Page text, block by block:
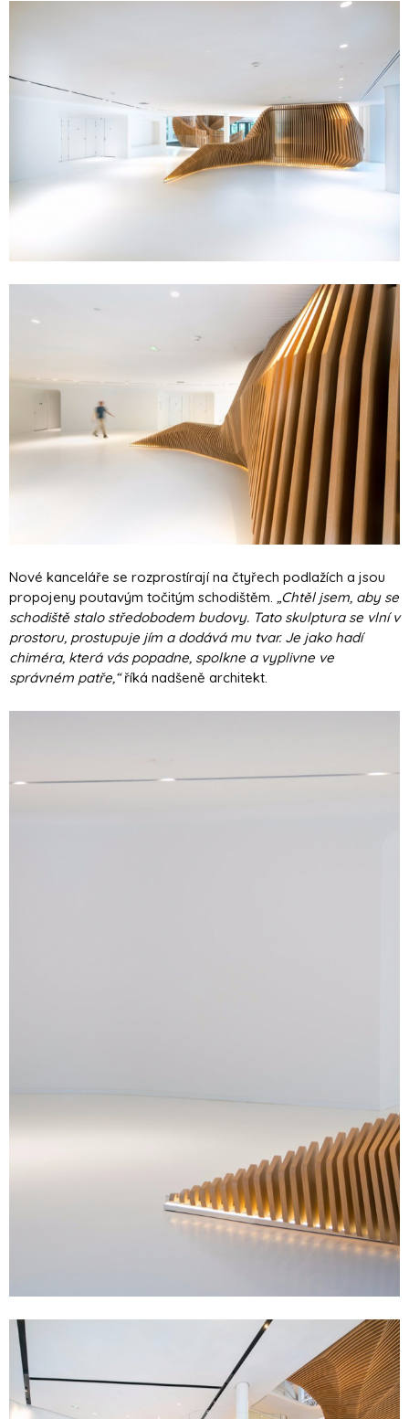
Nové kanceláře se rozprostírají na čtyřech podlažích a jsou
propojeny poutavým točitým schodištěm. „Chtěl jsem, aby se
schodiště stalo středobodem budovy. Tato skulptura se vlní v
prostoru, prostupuje jím a dodává mu tvar. Je jako hadí
chiméra, která vás popadne, spolkne a vyplivne ve
správném patře,“říká nadšeně architekt.